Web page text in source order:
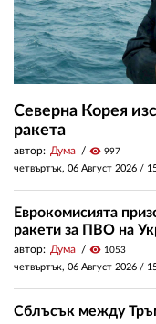
Северна Корея
ракета
автор: Дума visibility 997
четвъртък, 06 Август 2026 /
Еврокомисията
ракети за ПВО на
автор: Дума visibility 1053
четвъртък, 06 Август 2026 /
Сблъсък между